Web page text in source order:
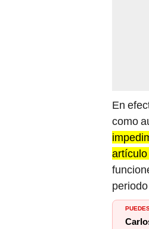
como
artículo